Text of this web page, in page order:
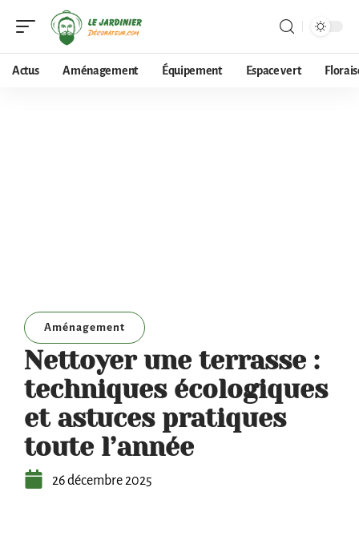
Actus Aménagement Équipement Espace vert
Aménagement
Nettoyer une terrasse :
techniques écologiques
et astuces pratiques
toute l’année
26 décembre 2025